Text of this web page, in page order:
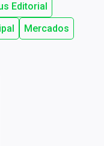
Editorial
Mercados